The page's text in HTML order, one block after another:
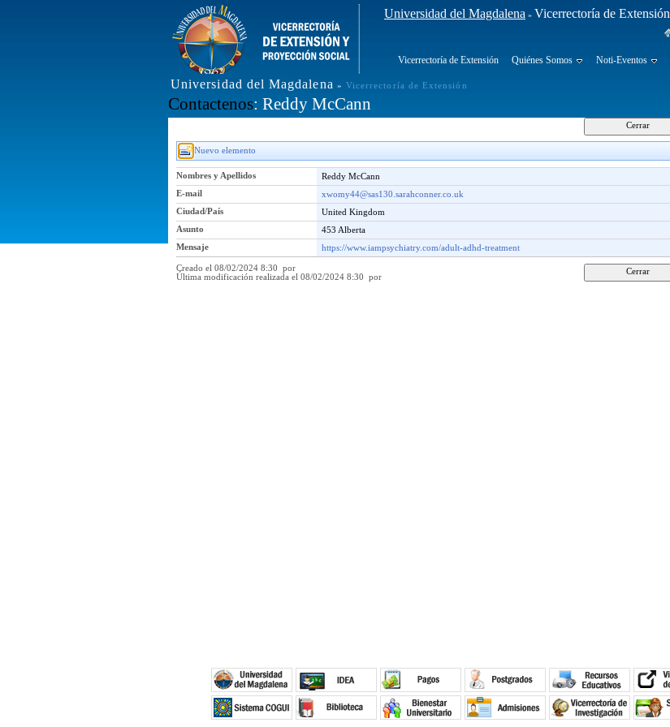
Universidad del Magdalena » Vicerrectoría de Extensión
Vicerrectoría de Extensión Quiénes Somos Noti-Eventos
Universidad del Magdalena » Vicerrectoría de Extensión
Contactenos: Reddy McCann
Nuevo elemento
Nombres y Apellidos
Reddy McCann
E-mail
xwomy44@sas130.sarahconner.co.uk
Ciudad/País
United Kingdom
Asunto
453 Alberta
Mensaje
https://www.iampsychiatry.com/adult-adhd-treatment
Creado el 08/02/2024 8:30 por
Última modificación realizada el 08/02/2024 8:30 por